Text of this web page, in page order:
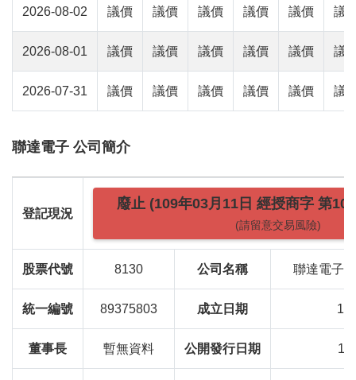
2026-08-02 議價 議價 議價 議價 議價 議
2026-08-01 議價 議價 議價 議價 議價 議
2026-07-31 議價 議價 議價 議價 議價 議
聯達電子 公司簡介
登記現況
廢止 (109年03月11日 經授商字 第
(請留意交易風險)
股票代號 8130 公司名稱 聯達電子
統一編號 89375803 成立日期
董事長 暫無資料 公開發行日期